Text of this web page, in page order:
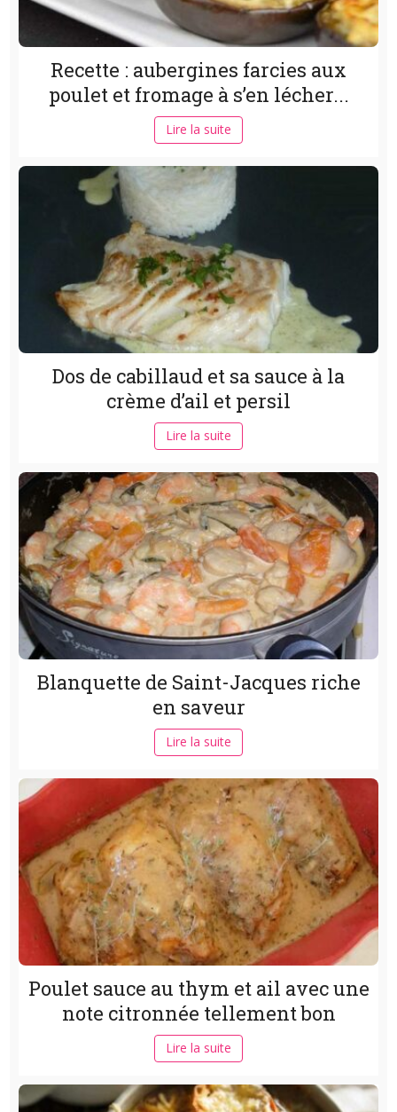
Recette : aubergines farcies aux
poulet et fromage à s’en lécher...
Lire la suite
Dos de cabillaud et sa sauce à la
crème d’ail et persil
Lire la suite
Blanquette de Saint-Jacques riche
en saveur
Lire la suite
Poulet sauce au thym et ail avec une
note citronnée tellement bon
Lire la suite